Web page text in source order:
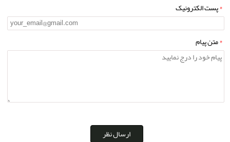
*پست الکترونیک
*متن پیام
ارسال نظر